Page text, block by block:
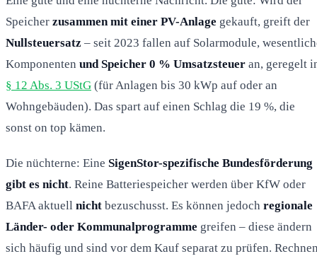
Speicher zusammen mit einer PV-Anlage gekauft, greift der
Nullsteuersatz – seit 2023 fallen auf Solarmodule,
Komponenten und Speicher 0 % Umsatzsteuer an, geregelt
§ 12 Abs. 3 UStG (für Anlagen bis 30 kWp auf oder an
Wohngebäuden). Das spart auf einen Schlag die 19 %, die
sonst on top kämen.
Die nüchterne: Eine SigenStor-spezifische Bundesförderung
gibt es nicht. Reine Batteriespeicher werden über KfW oder
BAFA aktuell nicht bezuschusst. Es können jedoch regionale
Länder- oder Kommunalprogramme greifen – diese ändern
sich häufig und sind vor dem Kauf separat zu prüfen.